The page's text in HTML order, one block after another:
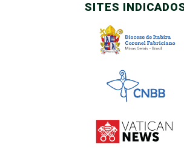
SITES